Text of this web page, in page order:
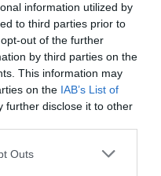
information utilized by
to third parties prior to
out of the further
by third parties on the
This information may
on the IAB’s List of
further disclose it to other
Outs
ΤΕΧΝΕΣ / ΝΕΑ
Printed: Ομαδική
έκθεση στην
Blender Gallery